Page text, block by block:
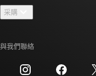
新聞室
活動
投資人關系
TI E2E™ 設計支援論壇
交互參考搜索
客戶支援中心
采購
與我們聯絡